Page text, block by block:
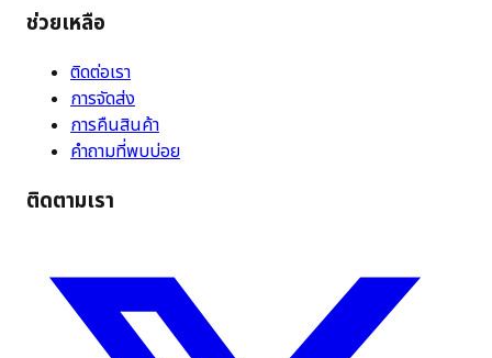
ช่วยเหลือ
ติดต่อเรา
การจัดส่ง
การคืนสินค้า
คำถามที่พบบ่อย
ติดตามเรา